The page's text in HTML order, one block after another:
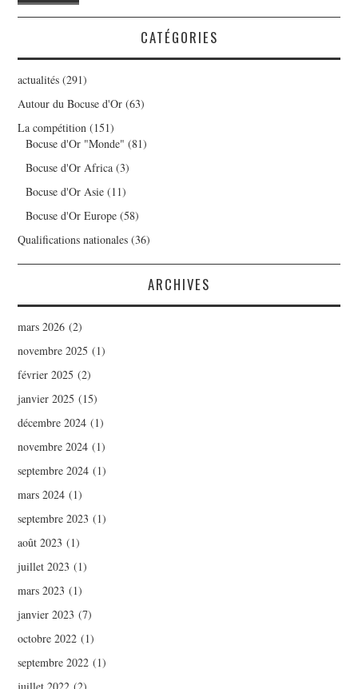
CATÉGORIES
actualités (291)
Autour du Bocuse d'Or (63)
La compétition (151)
Bocuse d'Or "Monde" (81)
Bocuse d'Or Africa (3)
Bocuse d'Or Asie (11)
Bocuse d'Or Europe (58)
Qualifications nationales (36)
ARCHIVES
mars 2026 (2)
novembre 2025 (1)
février 2025 (2)
janvier 2025 (15)
décembre 2024 (1)
novembre 2024 (1)
septembre 2024 (1)
mars 2024 (1)
septembre 2023 (1)
août 2023 (1)
juillet 2023 (1)
mars 2023 (1)
janvier 2023 (7)
octobre 2022 (1)
septembre 2022 (1)